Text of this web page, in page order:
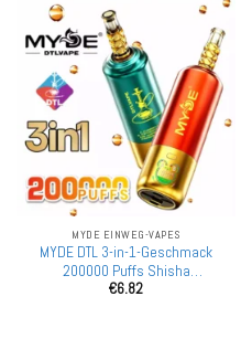
MYDE EINWEG-VAPES
MYDE DTL 3-in-1-Geschmack
200000 Puffs Shisha
Wasserpfeife Einweg-Vapes
€6.82